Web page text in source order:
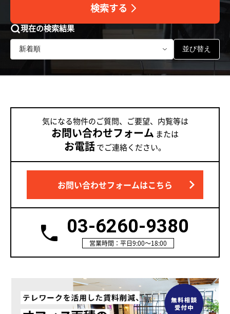
検索する
現在の検索結果
並び替え
気になる物件のご質問、ご要望、内覧等は
お問い合わせフォーム または
お電話でご連絡ください。
お問い合わせフォームはこちら
03-6260-9380
営業時間：平日9:00～18:00